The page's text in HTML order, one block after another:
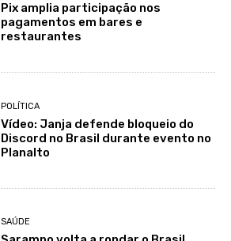
Pix amplia participação nos
pagamentos em bares e
restaurantes
POLÍTICA
Vídeo: Janja defende bloqueio do
Discord no Brasil durante evento no
Planalto
SAÚDE